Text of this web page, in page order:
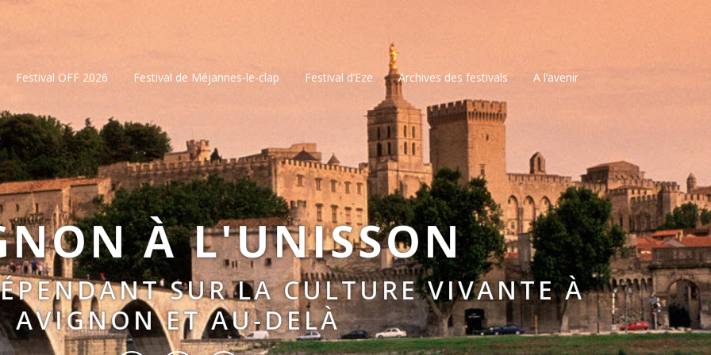
Festival OFF 2026 Festival de Méjannes-le-clap Festival d’Eze Archives des festivals A l’avenir
À L'UNISSON
SUR LA CULTURE VIVANTE À
AVIGNON ET AU-DELÀ